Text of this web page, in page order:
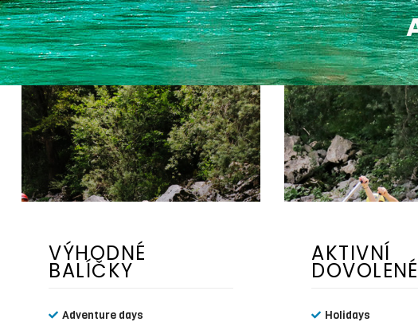
VÝHODNÉ
BALÍČKY
Adventure days
AKTIVNÍ
DOVOLENÉ
Holidays